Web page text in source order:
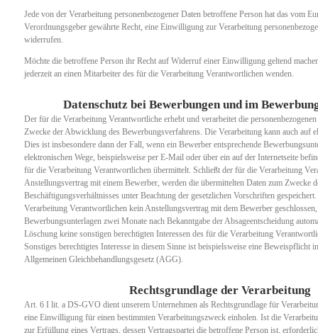
Jede von der Verarbeitung personenbezogener Daten betroffene Person hat das vom
Verordnungsgeber gewährte Recht, eine Einwilligung zur Verarbeitung
widerrufen.
Möchte die betroffene Person ihr Recht auf Widerruf einer Einwilligung geltend
jederzeit an einen Mitarbeiter des für die Verarbeitung Verantwortlichen wenden.
Datenschutz bei Bewerbungen und im
Der für die Verarbeitung Verantwortliche erhebt und verarbeitet die
Zwecke der Abwicklung des Bewerbungsverfahrens. Die Verarbeitung kann auch auf
Dies ist insbesondere dann der Fall, wenn ein Bewerber entsprechende
elektronischen Wege, beispielsweise per E-Mail oder über ein auf der Internetseite
für die Verarbeitung Verantwortlichen übermittelt. Schließt der für die Verarbeitung
Anstellungsvertrag mit einem Bewerber, werden die übermittelten Daten zum Zwecke
Beschäftigungsverhältnisses unter Beachtung der gesetzlichen Vorschriften
Verarbeitung Verantwortlichen kein Anstellungsvertrag mit dem Bewerber
Bewerbungsunterlagen zwei Monate nach Bekanntgabe der Absageentscheidung
Löschung keine sonstigen berechtigten Interessen des für die Verarbeitung
Sonstiges berechtigtes Interesse in diesem Sinne ist beispielsweise eine Beweispflicht
Allgemeinen Gleichbehandlungsgesetz (AGG).
Rechtsgrundlage der Verarbeitung
Art. 6 I lit. a DS-GVO dient unserem Unternehmen als Rechtsgrundlage für
eine Einwilligung für einen bestimmten Verarbeitungszweck einholen. Ist die
zur Erfüllung eines Vertrags, dessen Vertragspartei die betroffene Person ist,